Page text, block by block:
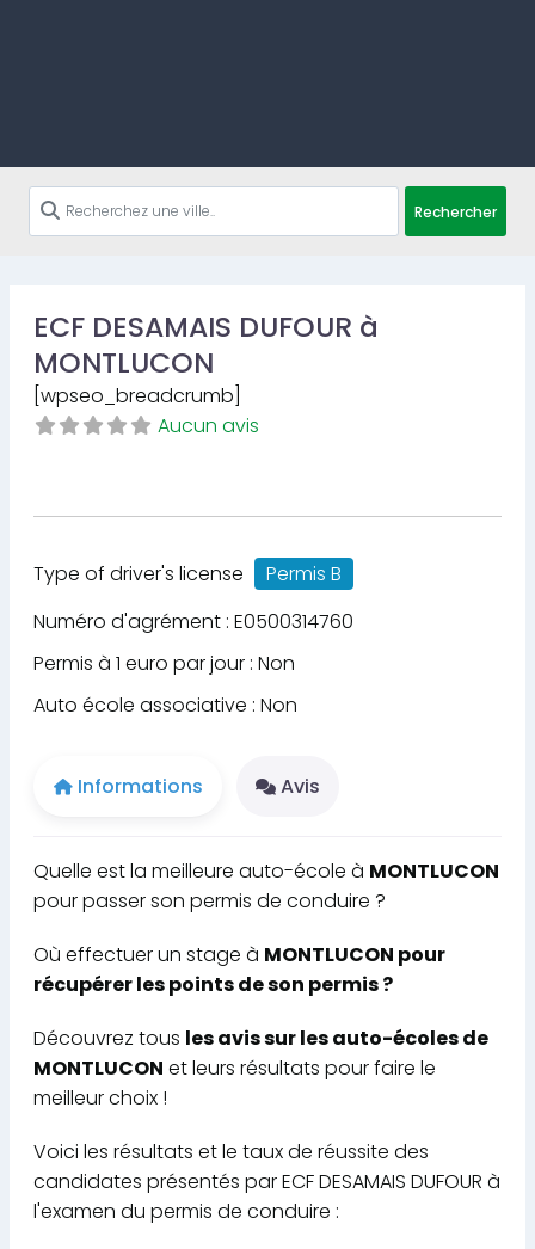
Rechercher
ECF DESAMAIS DUFOUR à
MONTLUCON
[wpseo_breadcrumb]
Aucun avis
Type of driver's license
Permis B
Numéro d'agrément : E0500314760
Permis à 1 euro par jour : Non
Auto école associative : Non
Informations Avis
Quelle est la meilleure auto-école à MONTLUCON
pour passer son permis de conduire ?
Où effectuer un stage à MONTLUCON pour
récupérer les points de son permis ?
Découvrez tous les avis sur les auto-écoles de
MONTLUCON et leurs résultats pour faire le
meilleur choix !
Voici les résultats et le taux de réussite des
candidates présentés par ECF DESAMAIS DUFOUR à
l'examen du permis de conduire :